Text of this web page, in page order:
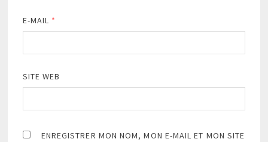
E-MAIL *
SITE WEB
ENREGISTRER MON NOM, MON E-MAIL ET MON SITE